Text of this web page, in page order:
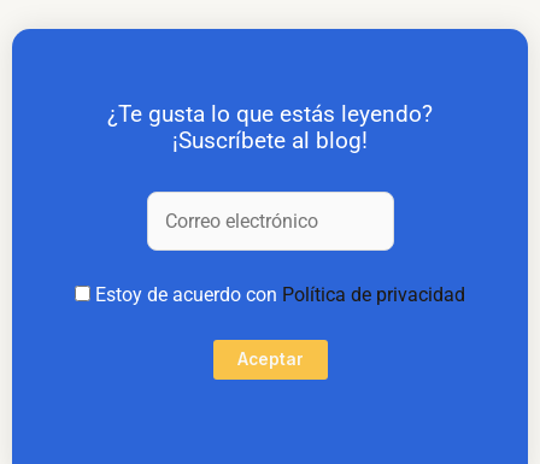
¿Te gusta lo que estás leyendo?
¡Suscríbete al blog!
Estoy de acuerdo con Política de privacidad
Aceptar